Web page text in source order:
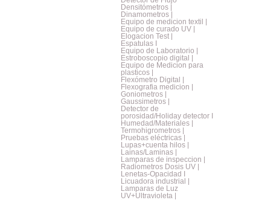
Densitómetros |
Dinamometros |
Equipo de medicion textil |
Equipo de curado UV |
Elogacion Test |
Espatulas I
Equipo de Laboratorio |
Estroboscopio digital |
Equipo de Medicion para
plasticos |
Flexómetro Digital |
Flexografia medicion |
Goniometros |
Gaussimetros |
Detector de
porosidad/Holiday detector I
Humedad/Materiales |
Termohigrometros |
Pruebas eléctricas |
Lupas+cuenta hilos |
Lainas/Laminas |
Lamparas de inspeccion |
Radiometros Dosis UV |
Lenetas-Opacidad I
Licuadora industrial |
Lamparas de Luz
UV+Ultravioleta |